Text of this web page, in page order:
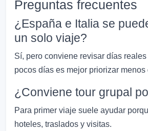
Preguntas frecuentes
¿España e Italia se
un solo viaje?
Sí, pero conviene revisar días reales
pocos días es mejor priorizar menos
¿Conviene tour grupal
Para primer viaje suele ayudar
hoteles, traslados y visitas.